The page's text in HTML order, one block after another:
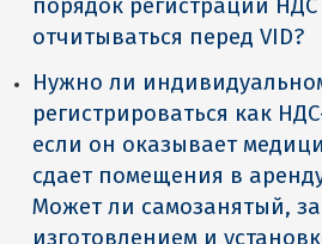
порядок регистрации НДС
отчитываться перед VID?
Нужно ли
регистрироваться как
если он оказывает
сдает помещения в
Может ли самозанятый,
изготовлением и